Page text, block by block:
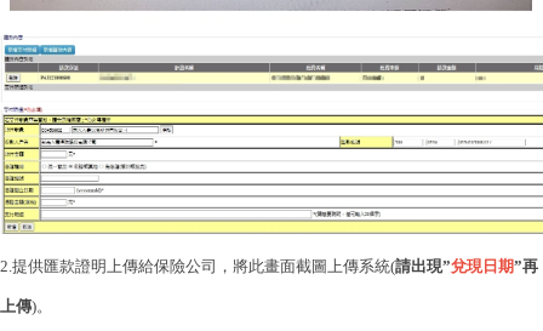
2. 提供匯款證明上傳給保險公司，將此畫面截圖上傳系統(請出現”兌現日期”再
上傳)。